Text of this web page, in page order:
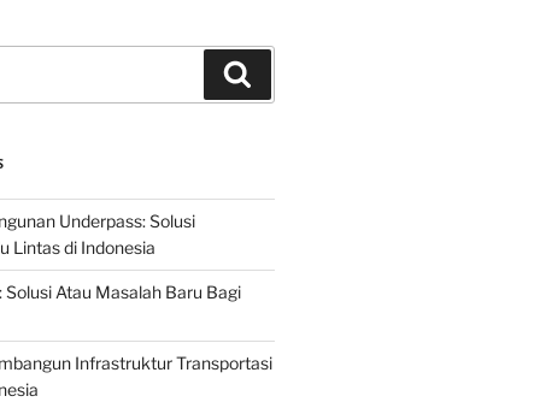
Underpass: Solusi
Lintas di Indonesia
Solusi Atau Masalah Baru Bagi
Infrastruktur Transportasi